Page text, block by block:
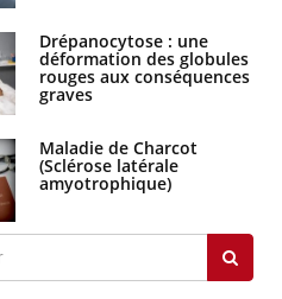
Drépanocytose : une
déformation des globules
rouges aux conséquences
graves
Maladie de Charcot
(Sclérose latérale
amyotrophique)